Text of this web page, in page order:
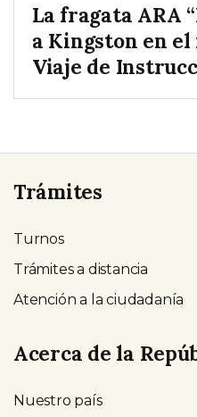
La fragata ARA
a Kingston en el
Viaje de
Trámites
Turnos
Trámites a distancia
Atención a la ciudadanía
Acerca de la
Nuestro país